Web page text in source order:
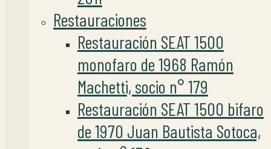
Restauraciones
Restauración SEAT 1500
monofaro de 1968 Ramón
Machetti, socio n° 179
Restauración SEAT 1500 bifaro
de 1970 Juan Bautista Sotoca,